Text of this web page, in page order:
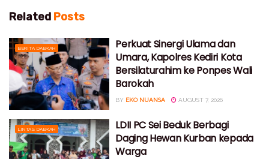
Related Posts
BERITA DAERAH
Perkuat Sinergi Ulama dan
Umara, Kapolres Kediri Kota
Bersilaturahim ke Ponpes Wali
Barokah
BY EKO NUANSA AUGUST 7, 2026
LINTAS DAERAH
LDII PC Sei Beduk Berbagi
Daging Hewan Kurban kepada
Warga